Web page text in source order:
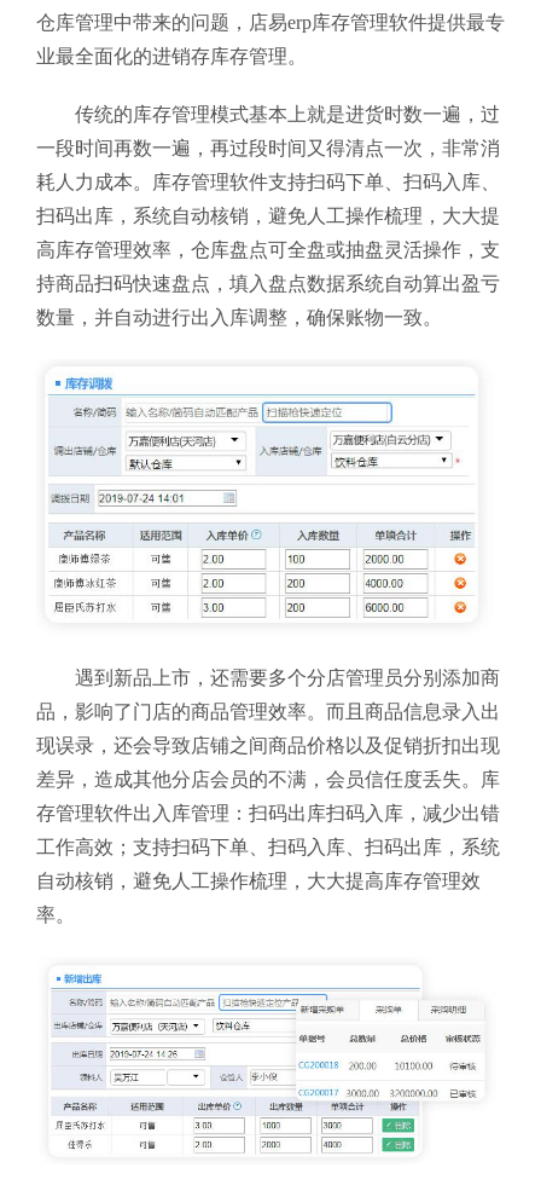
仓库管理中带来的问题，店易erp库存管理软件提供最专
业最全面化的进销存库存管理。
传统的库存管理模式基本上就是进货时数一遍，过
一段时间再数一遍，再过段时间又得清点一次，非常消
耗人力成本。库存管理软件支持扫码下单、扫码入库、
扫码出库，系统自动核销，避免人工操作梳理，大大提
高库存管理效率，仓库盘点可全盘或抽盘灵活操作，支
持商品扫码快速盘点，填入盘点数据系统自动算出盈亏
数量，并自动进行出入库调整，确保账物一致。
遇到新品上市，还需要多个分店管理员分别添加商
品，影响了门店的商品管理效率。而且商品信息录入出
现误录，还会导致店铺之间商品价格以及促销折扣出现
差异，造成其他分店会员的不满，会员信任度丢失。库
存管理软件出入库管理：扫码出库扫码入库，减少出错
工作高效；支持扫码下单、扫码入库、扫码出库，系统
自动核销，避免人工操作梳理，大大提高库存管理效
率。